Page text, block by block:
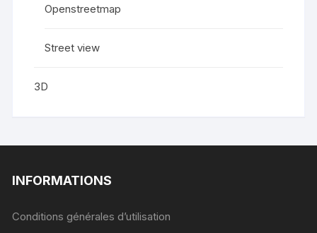
Openstreetmap
Street view
3D
INFORMATIONS
Conditions générales d’utilisation